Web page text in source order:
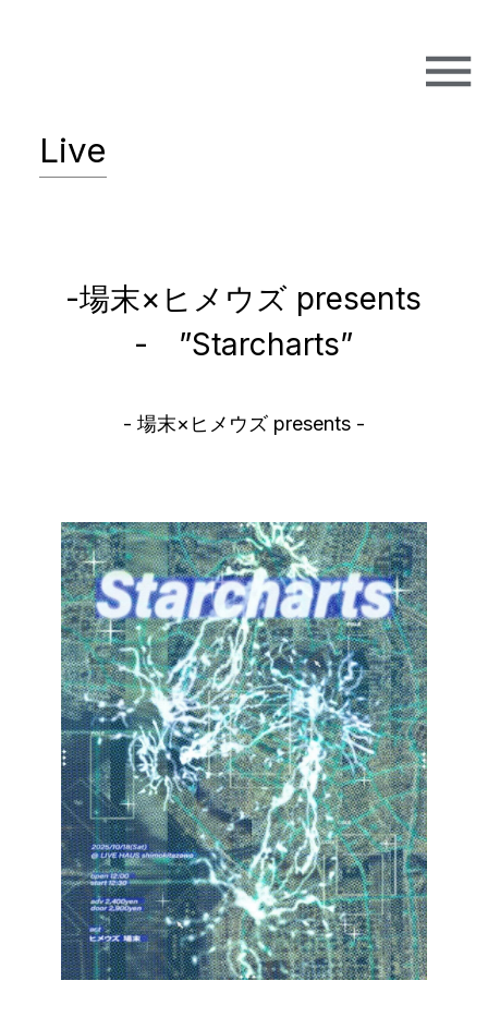
Live
-場末×ヒメウズ presents
- ”Starcharts”
- 場末×ヒメウズ presents -